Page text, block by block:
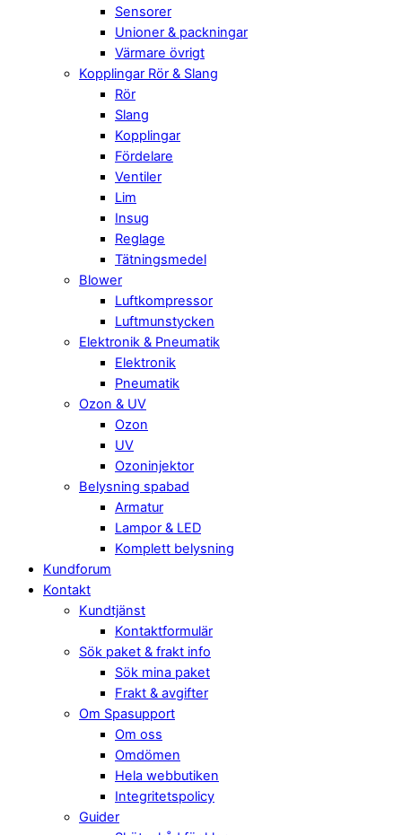
Sensorer
Unioner & packningar
Värmare övrigt
Kopplingar Rör & Slang
Rör
Slang
Kopplingar
Fördelare
Ventiler
Lim
Insug
Reglage
Tätningsmedel
Blower
Luftkompressor
Luftmunstycken
Elektronik & Pneumatik
Elektronik
Pneumatik
Ozon & UV
Ozon
UV
Ozoninjektor
Belysning spabad
Armatur
Lampor & LED
Komplett belysning
Kundforum
Kontakt
Kundtjänst
Kontaktformulär
Sök paket & frakt info
Sök mina paket
Frakt & avgifter
Om Spasupport
Om oss
Omdömen
Hela webbutiken
Integritetspolicy
Guider